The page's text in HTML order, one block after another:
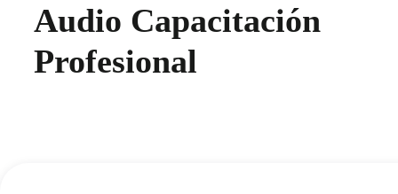
Audio Capacitación
Profesional